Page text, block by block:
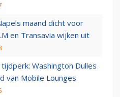
maand dicht voor
en Transavia wijken uit
Washington Dulles
van Mobile Lounges